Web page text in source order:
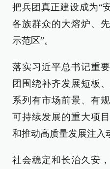
把兵团真正建设成为“
各族群众的大熔炉、
示范区”。
落实习近平总书记重
团围绕补齐发展短板
系列有市场前景、有
可持续发展的重大项
和推动高质量发展注入
社会稳定和长治久安